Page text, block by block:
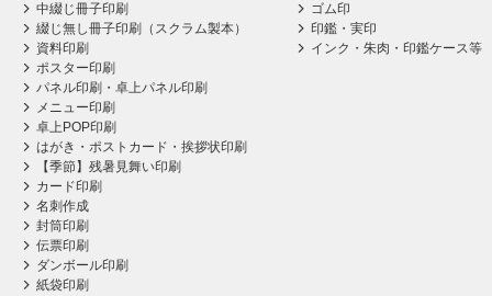
中綴じ冊子印刷
綴じ無し冊子印刷（スクラム製本）
資料印刷
ポスター印刷
パネル印刷・卓上パネル印刷
メニュー印刷
卓上POP印刷
はがき・ポストカード・挨拶状印刷
【季節】残暑見舞い印刷
カード印刷
名刺作成
封筒印刷
伝票印刷
ダンボール印刷
紙袋印刷
ゴム印
印鑑・実印
インク・朱肉・印鑑ケース等